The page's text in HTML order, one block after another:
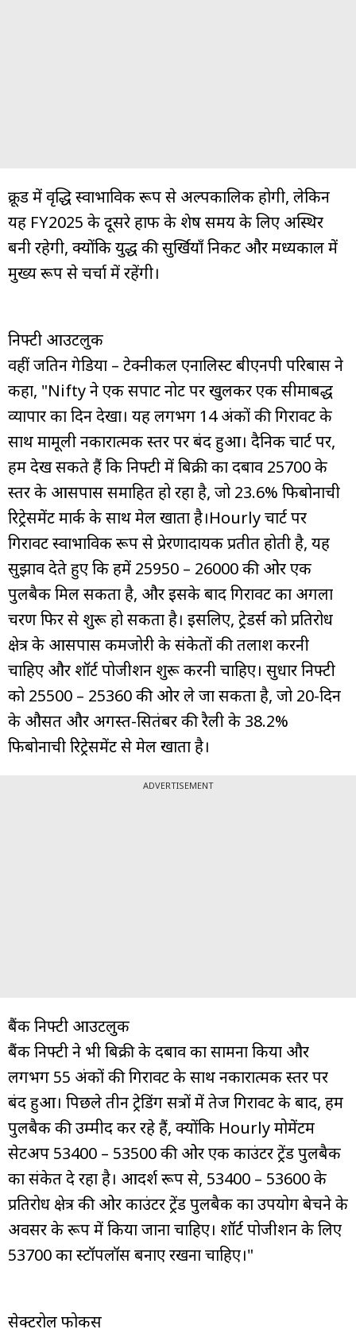
क्रूड में वृद्धि स्वाभाविक रूप से अल्पकालिक होगी, लेकिन
यह FY2025 के दूसरे हाफ के शेष समय के लिए अस्थिर
बनी रहेगी, क्योंकि युद्ध की सुर्खियाँ निकट और मध्यकाल में
मुख्य रूप से चर्चा में रहेंगी।
निफ्टी आउटलुक
वहीं जतिन गेडिया – टेक्नीकल एनालिस्ट बीएनपी परिबास ने
कहा, "Nifty ने एक सपाट नोट पर खुलकर एक सीमाबद्ध
व्यापार का दिन देखा। यह लगभग 14 अंकों की गिरावट के
साथ मामूली नकारात्मक स्तर पर बंद हुआ। दैनिक चार्ट पर,
हम देख सकते हैं कि निफ्टी में बिक्री का दबाव 25700 के
स्तर के आसपास समाहित हो रहा है, जो 23.6% फिबोनाची
रिट्रेसमेंट मार्क के साथ मेल खाता है।Hourly चार्ट पर
गिरावट स्वाभाविक रूप से प्रेरणादायक प्रतीत होती है, यह
सुझाव देते हुए कि हमें 25950 – 26000 की ओर एक
पुलबैक मिल सकता है, और इसके बाद गिरावट का अगला
चरण फिर से शुरू हो सकता है। इसलिए, ट्रेडर्स को प्रतिरोध
क्षेत्र के आसपास कमजोरी के संकेतों की तलाश करनी
चाहिए और शॉर्ट पोजीशन शुरू करनी चाहिए। सुधार निफ्टी
को 25500 – 25360 की ओर ले जा सकता है, जो 20-दिन
के औसत और अगस्त-सितंबर की रैली के 38.2%
फिबोनाची रिट्रेसमेंट से मेल खाता है।
ADVERTISEMENT
बैंक निफ्टी आउटलुक
बैंक निफ्टी ने भी बिक्री के दबाव का सामना किया और
लगभग 55 अंकों की गिरावट के साथ नकारात्मक स्तर पर
बंद हुआ। पिछले तीन ट्रेडिंग सत्रों में तेज गिरावट के बाद, हम
पुलबैक की उम्मीद कर रहे हैं, क्योंकि Hourly मोमेंटम
सेटअप 53400 – 53500 की ओर एक काउंटर ट्रेंड पुलबैक
का संकेत दे रहा है। आदर्श रूप से, 53400 – 53600 के
प्रतिरोध क्षेत्र की ओर काउंटर ट्रेंड पुलबैक का उपयोग बेचने के
अवसर के रूप में किया जाना चाहिए। शॉर्ट पोजीशन के लिए
53700 का स्टॉपलॉस बनाए रखना चाहिए।"
सेक्टरोल फोकस